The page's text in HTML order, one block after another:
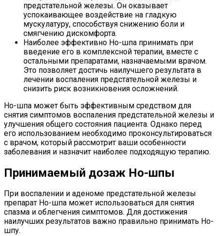
предстательной железы. Он оказывает
успокаивающее воздействие на гладкую
мускулатуру, способствуя снижению боли и
смягчению дискомфорта.
Наиболее эффективно Но-шпа принимать при
введение его в комплексной терапии, вместе с
остальными препаратами, назначаемыми врачом.
Это позволяет достичь наилучшего результата в
лечении воспаления предстательной железы и
снизить риск возникновения осложнений.
Но-шпа может быть эффективным средством для
снятия симптомов воспаления предстательной железы и
улучшения общего состояния пациента. Однако перед
его использованием необходимо проконсультироваться
с врачом, который рассмотрит ваши особенности
заболевания и назначит наиболее подходящую терапию.
Принимаемый дозаж Но-шпы
При воспалении и аденоме предстательной железы
препарат Но-шпа может использоваться для снятия
спазма и облегчения симптомов. Для достижения
наилучших результатов важно правильно принимать Но-
шпу.